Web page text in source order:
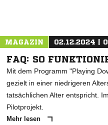
MAGAZIN 02.12.2024 |
FAQ: SO
Mit dem Programm "Playing
gezielt in einer niedrigeren
tatsächlichen Alter entspricht.
Pilotprojekt.
Mehr lesen